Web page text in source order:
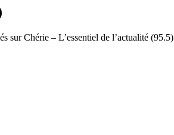
sur Chérie – L’essentiel de l’actualité (95.5)